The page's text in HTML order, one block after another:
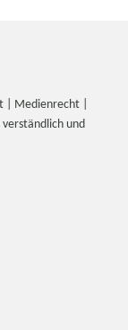
| Medienrecht |
und